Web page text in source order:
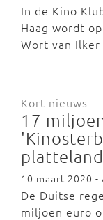
In de Kino
Haag wordt
Wort van
Kort nieuws
17
10 maart 2020
De Duitse
miljoen euro